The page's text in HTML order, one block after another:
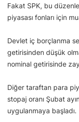
Fakat SPK, bu
piyasası fonları için
Devlet iç borçlanma
getirisinden düşük
nominal getirisinde
Diğer taraftan para
stopaj oranı Şubat
uygulanmaya başladı.